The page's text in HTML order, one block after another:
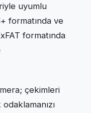
uyumlu
formatında ve
formatında
çekimleri